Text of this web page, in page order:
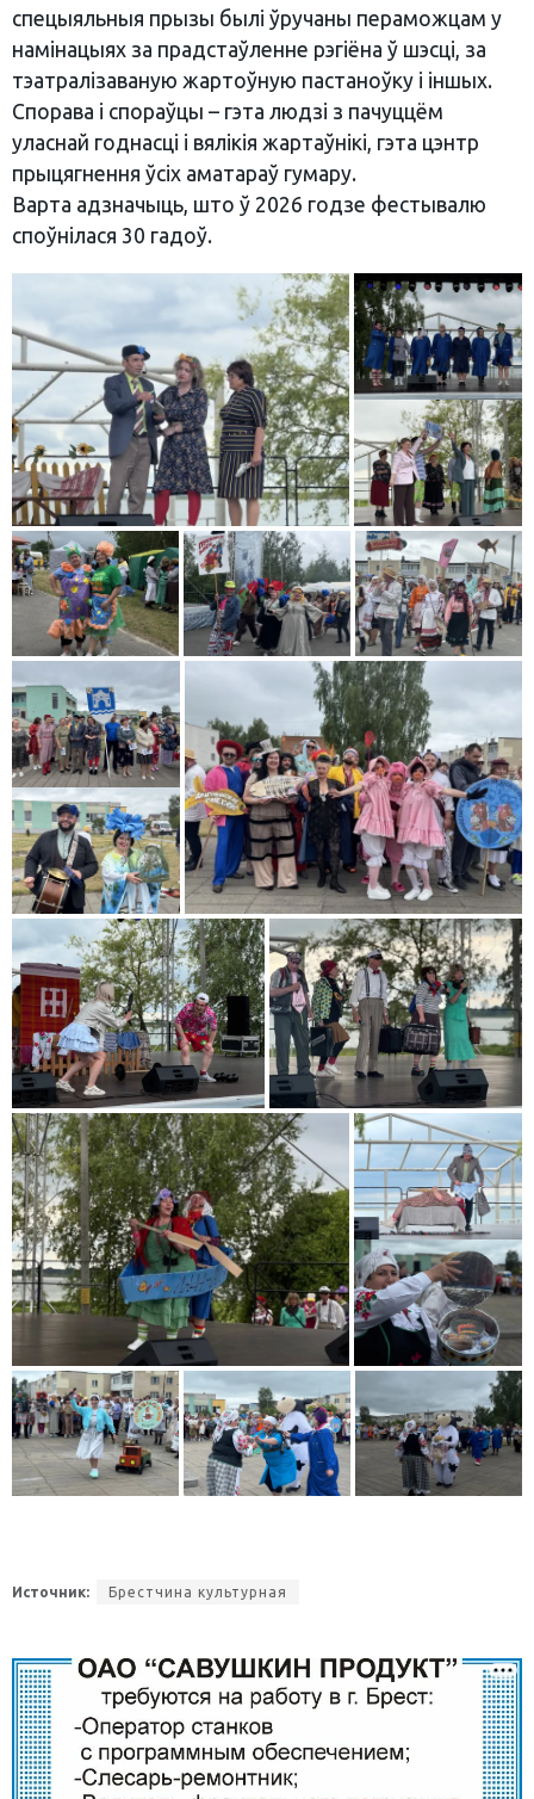
спецыяльныя прызы былі ўручаны пераможцам у
намінацыях за прадстаўленне рэгіёна ў шэсці, за
тэатралізаваную жартоўную пастаноўку і іншых.
Спорава і спораўцы – гэта людзі з пачуццём
уласнай годнасці і вялікія жартаўнікі, гэта цэнтр
прыцягнення ўсіх аматараў гумару.
Варта адзначыць, што ў 2026 годзе фестывалю
споўнілася 30 гадоў.
Источник: Брестчина культурная